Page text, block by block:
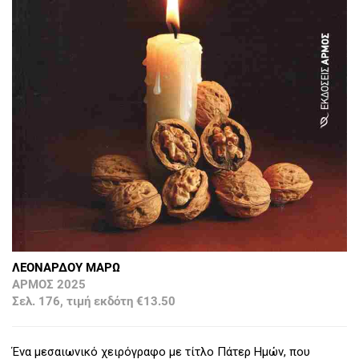
ΛΕΟΝΑΡΔΟΥ ΜΑΡΩ
ΑΡΜΟΣ 2025
Σελ. 176, τιμή εκδότη €13.50
Ένα μεσαιωνικό χειρόγραφο με τίτλο Πάτερ Ημών, που